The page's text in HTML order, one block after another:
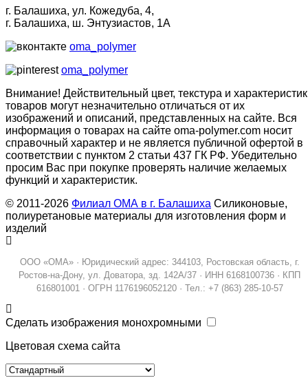
г. Балашиха, ул. Кожедуба, 4,
г. Балашиха, ш. Энтузиастов, 1А
oma_polymer
oma_polymer
Внимание! Действительный цвет, текстура и
товаров могут незначительно отличаться от их
изображений и описаний, представленных на сайте. Вся
информация о товарах на сайте oma-polymer.com носит
справочный характер и не является публичной офертой в
соответствии с пунктом 2 статьи 437 ГК РФ. Убедительно
просим Вас при покупке проверять наличие желаемых
функций и характеристик.
© 2011-2026 Филиал ОМА в г. Балашиха Силиконовые,
полиуретановые материалы для изготовления форм и
изделий
ООО «ОМА» · Юридический адрес: 344103, Ростовская область, г.
Ростов-на-Дону, ул. Доватора, зд. 142А/37 · ИНН 6168100736 · КПП
616801001 · ОГРН 1176196052120 · Тел.: +7 (863) 285-10-57
Сделать изображения монохромными
Цветовая схема сайта